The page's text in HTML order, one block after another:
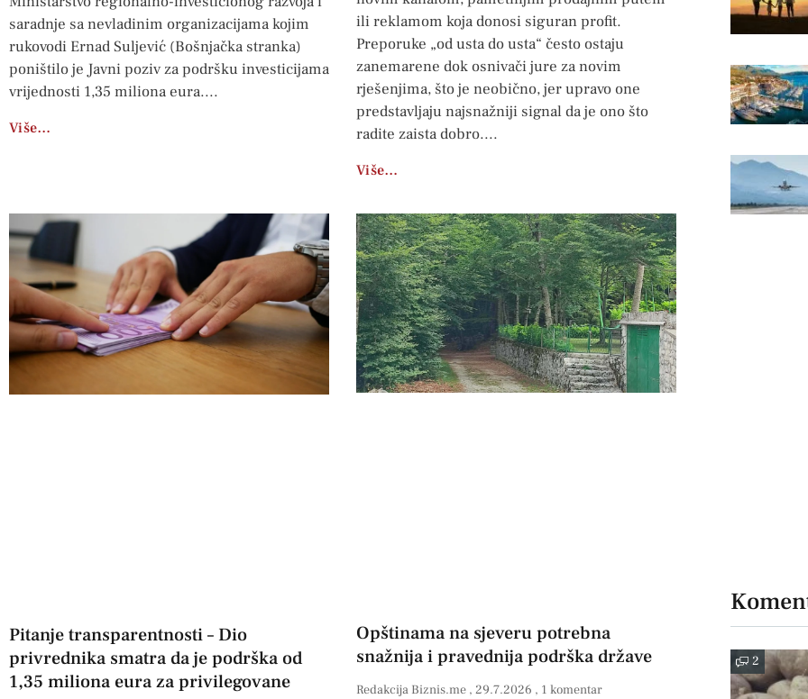
saradnje sa nevladinim organizacijama kojim
rukovodi Ernad Suljević (Bošnjačka stranka)
poništilo je Javni poziv za podršku investicijama
vrijednosti 1,35 miliona eura.
Više…
ili reklamom koja donosi siguran profit.
Preporuke „od usta do usta“ često ostaju
zanemarene dok osnivači jure za novim
rješenjima, što je neobično, jer upravo one
predstavljaju najsnažniji signal da je ono što
radite zaista dobro.
Više…
Pitanje transparentnosti – Dio
privrednika smatra da je podrška od
1,35 miliona eura za privilegovane
Opštinama na sjeveru potrebna
snažnija i pravednija podrška države
Redakcija Biznis.me 29.7.2026 1 komentar
2